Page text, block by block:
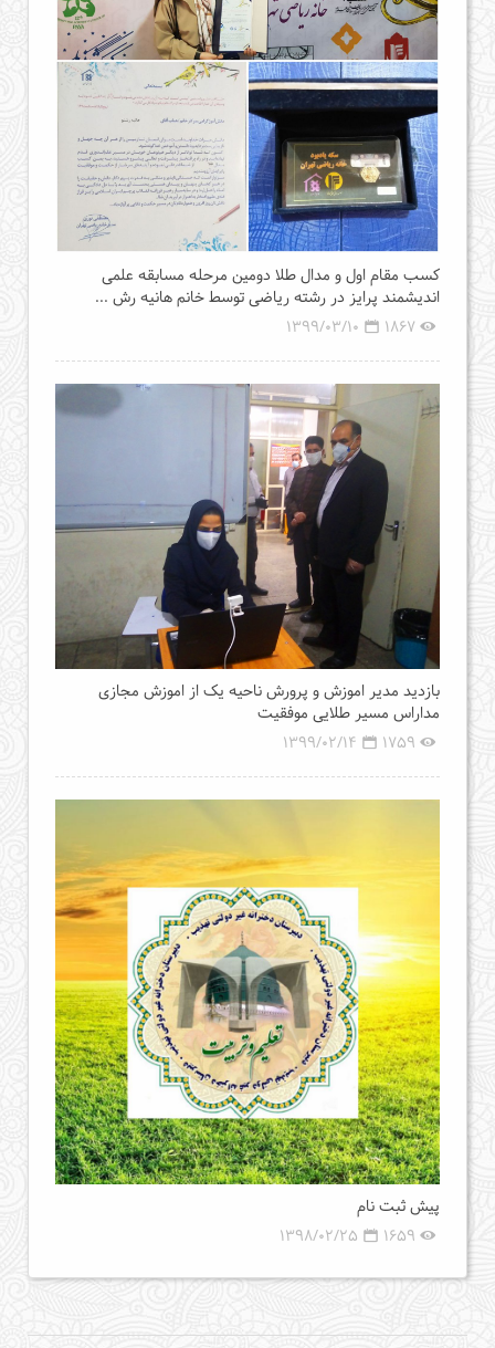
کسب مقام اول و مدال طلا دومین مرحله مسابقه علمی
اندیشمند پرایز در رشته ریاضی توسط خانم هانیه رش ...
1867
1399/03/10
بازدید مدیر اموزش و پرورش ناحیه یک از اموزش مجازی
مداراس مسیر طلایی موفقیت
1759
1399/02/14
پیش ثبت نام
1659
1398/02/25